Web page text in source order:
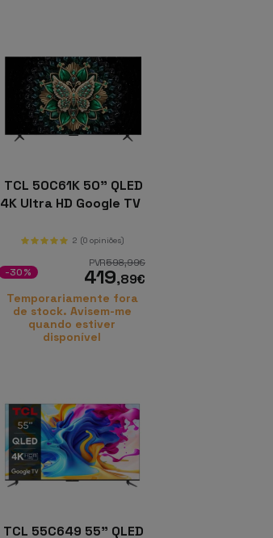
TCL 50C61K 50" QLED
4K Ultra HD Google TV
2 (0 opiniões)
PVR598,99€
419,89€
-30%
Temporariamente fora
de stock. Avisem-me
quando estiver
disponível
TCL 55C649 55" QLED